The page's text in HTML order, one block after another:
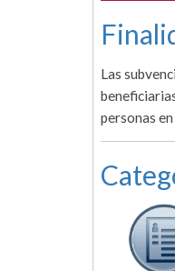
Las
personas